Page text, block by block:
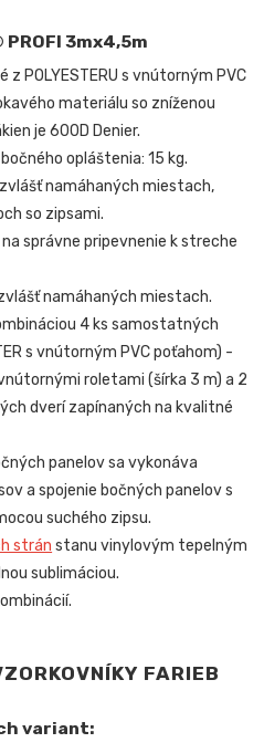
PROFI 3mx4,5m
POLYESTERU s vnútorným PVC
materiálu so zníženou
je 600D Denier.
opláštenia: 15 kg.
namáhaných miestach,
so zipsami.
správne pripevnenie k streche
namáhaných miestach.
4 ks samostatných
s vnútorným PVC poťahom) -
roletami (šírka 3 m) a 2
dverí zapínaných na kvalitné
panelov sa vykonáva
a spojenie bočných panelov s
suchého zipsu.
strán stanu vinylovým tepelným
sublimáciou.
FARIEB
variant: